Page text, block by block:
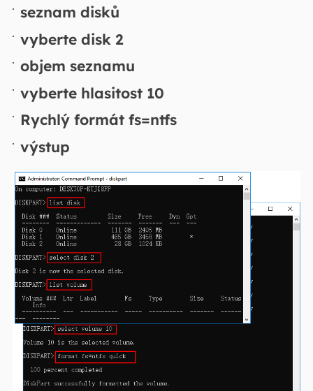
seznam disků
vyberte disk 2
objem seznamu
vyberte hlasitost 10
Rychlý formát fs=ntfs
výstup